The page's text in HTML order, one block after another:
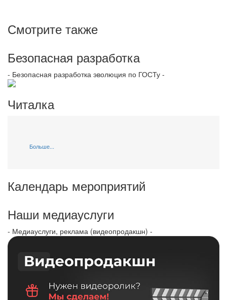
Смотрите также
Безопасная разработка
- Безопасная разработка эволюция по ГОСТу -
Читалка
Больше...
Календарь мероприятий
Наши медиауслуги
- Медиауслуги, реклама (видеопродакшн) -